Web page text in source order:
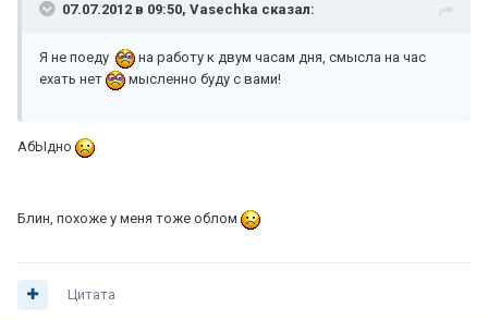
07.07.2012 в 09:50, Vasechka сказал:
Я не поеду
на работу к двум часам дня, смысла на час
ехать нет
мысленно буду с вами!
АбЫдно
Блин, похоже у меня тоже облом
Цитата